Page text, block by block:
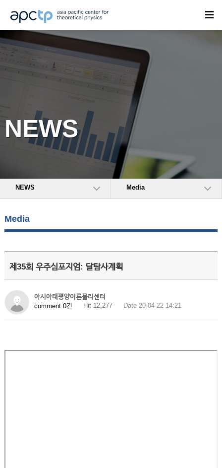
NEWS
NEWS Media
Media
제35회 우주심포지엄: 달탐사계획
아시아태평양이론물리센터
comment 0건
Hit 12,277 Date 20-04-22 14:21